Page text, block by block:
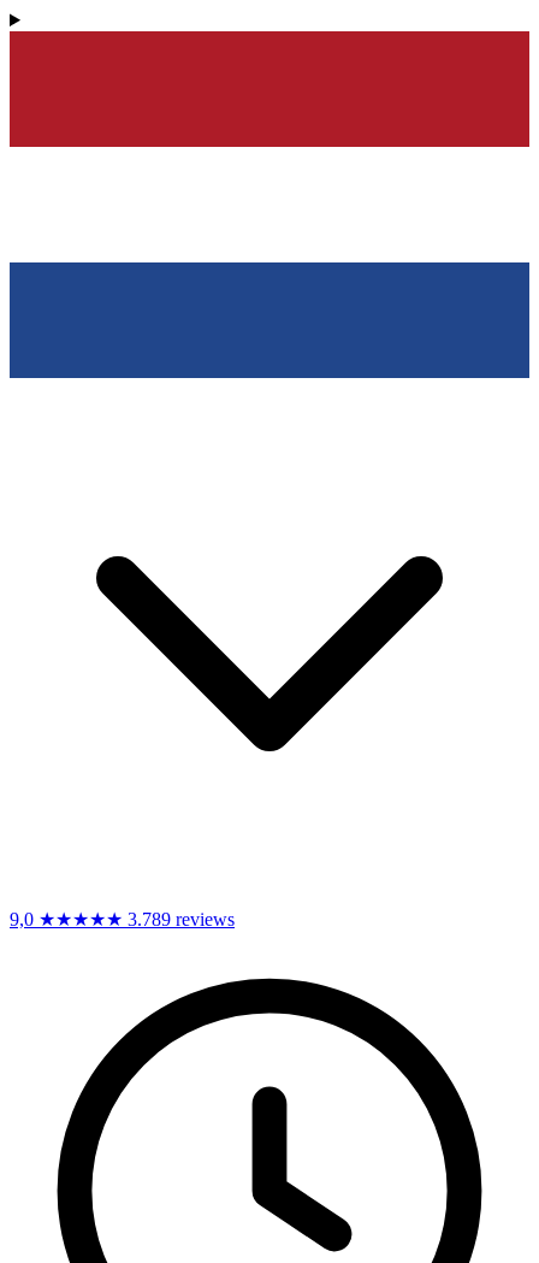
9,0 ★★★★★ 3.789 reviews